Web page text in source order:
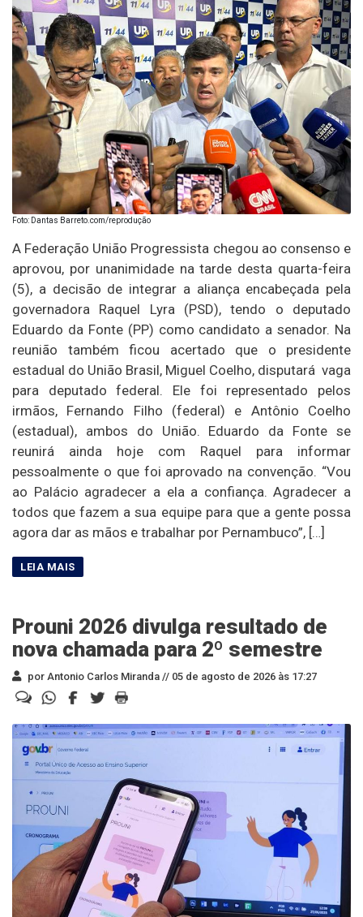
Foto: Dantas Barreto.com/reprodução
A Federação União Progressista chegou ao consenso e
aprovou, por unanimidade na tarde desta quarta-feira
(5), a decisão de integrar a aliança encabeçada pela
governadora Raquel Lyra (PSD), tendo o deputado
Eduardo da Fonte (PP) como candidato a senador. Na
reunião também ficou acertado que o presidente
estadual do União Brasil, Miguel Coelho, disputará vaga
para deputado federal. Ele foi representado pelos
irmãos, Fernando Filho (federal) e Antônio Coelho
(estadual), ambos do União. Eduardo da Fonte se
reunirá ainda hoje com Raquel para informar
pessoalmente o que foi aprovado na convenção. “Vou
ao Palácio agradecer a ela a confiança. Agradecer a
todos que fazem a sua equipe para que a gente possa
agora dar as mãos e trabalhar por Pernambuco”, […]
Prouni 2026 divulga resultado de
nova chamada para 2º semestre
por Antonio Carlos Miranda // 05 de agosto de 2026 às 17:27